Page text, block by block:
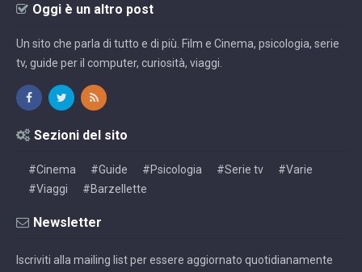
Oggi è un altro post
Un sito che parla di tutto e di più. Film e Cinema, psicologia, serie
tv, guide per il computer, curiosità, viaggi.
Sezioni del sito
#Cinema #Guide #Psicologia #Serie tv
#Varie
#Viaggi
#Barzellette
Newsletter
Iscriviti alla mailing list per essere aggiornato quotidianamente